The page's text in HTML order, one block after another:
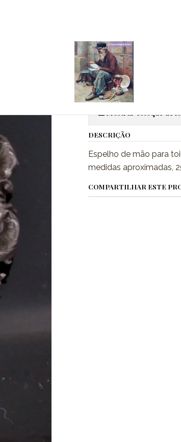
|
Espelho de
Quantidade
Mostrar estoque de
DESCRIÇÃO
Espelho de mão para
medidas aproximadas,
COMPARTILHAR ESTE